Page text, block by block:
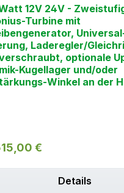
12V 24V -
Turbine mit
Laderegler/
optionale
Kugellager und/oder
Winkel an der
Preis:
€
Details